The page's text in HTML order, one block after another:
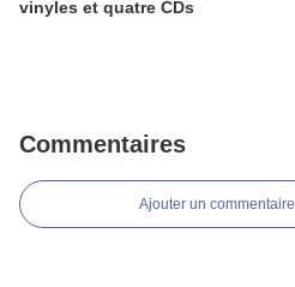
vinyles et quatre CDs
Commentaires
Ajouter un commentaire